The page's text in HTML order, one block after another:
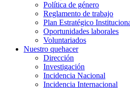
Política de género
Reglamento de trabajo
Plan Estratégico
Oportunidades laborales
Voluntariados
Nuestro quehacer
Dirección
Investigación
Incidencia Nacional
Incidencia Internacional